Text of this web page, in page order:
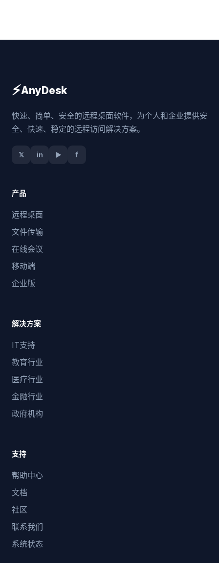
⚡AnyDesk
快速、简单、安全的远程桌面软件，为个人和企业提供安
全、快速、稳定的远程访问解决方案。
𝕏 in ▶ f
产品
远程桌面
文件传输
在线会议
移动端
企业版
解决方案
IT支持
教育行业
医疗行业
金融行业
政府机构
支持
帮助中心
文档
社区
联系我们
系统状态